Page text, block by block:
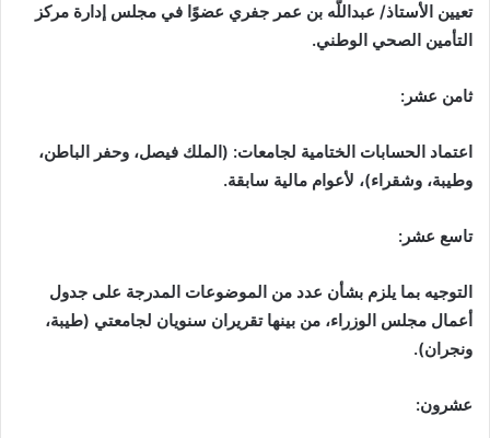
تعيين الأستاذ/ عبداللّه بن عمر جفري عضوًا في مجلس إدارة مركز
التأمين الصحي الوطني.
ثامن عشر:
اعتماد الحسابات الختامية لجامعات: (الملك فيصل، وحفر الباطن،
وطيبة، وشقراء)، لأعوام مالية سابقة.
تاسع عشر:
التوجيه بما يلزم بشأن عدد من الموضوعات المدرجة على جدول
أعمال مجلس الوزراء، من بينها تقريران سنويان لجامعتي (طيبة،
ونجران).
عشرون: